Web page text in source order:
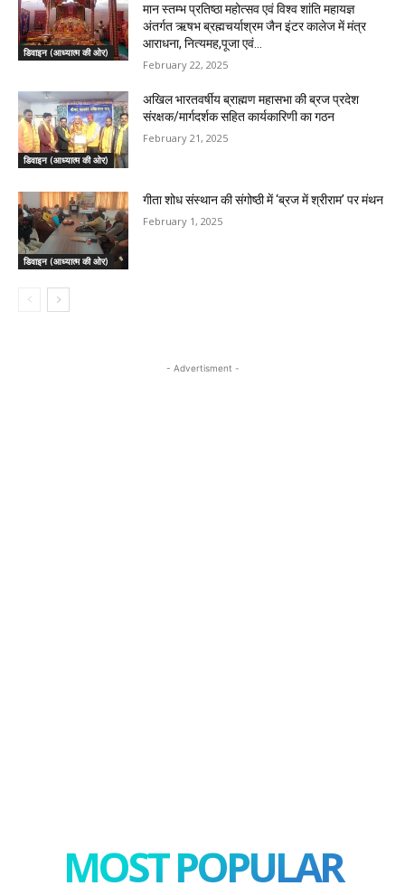
डिवाइन (आध्यात्म की ओर)
मान स्तम्भ प्रतिष्ठा महोत्सव एवं विश्व शांति महायज्ञ
अंतर्गत ऋषभ ब्रह्मचर्याश्रम जैन इंटर कालेज में मंत्र
आराधना, नित्यमह,पूजा एवं...
February 22, 2025
डिवाइन (आध्यात्म की ओर)
अखिल भारतवर्षीय ब्राह्मण महासभा की ब्रज प्रदेश
संरक्षक/मार्गदर्शक सहित कार्यकारिणी का गठन
February 21, 2025
डिवाइन (आध्यात्म की ओर)
गीता शोध संस्थान की संगोष्ठी में ‘ब्रज में श्रीराम’ पर मंथन
February 1, 2025
- Advertisment -
MOST POPULAR